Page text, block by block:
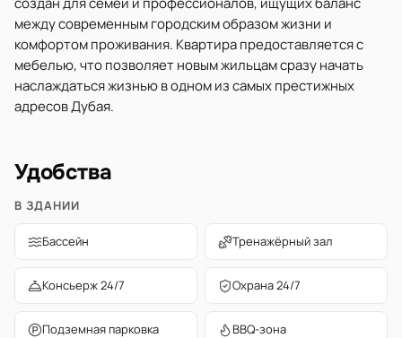
между современным городским образом жизни и
комфортом проживания. Квартира предоставляется с
мебелью, что позволяет новым жильцам сразу начать
наслаждаться жизнью в одном из самых престижных
адресов Дубая.
Удобства
В ЗДАНИИ
Бассейн Тренажёрный зал
Консьерж 24/7 Охрана 24/7
Подземная парковка BBQ-зона